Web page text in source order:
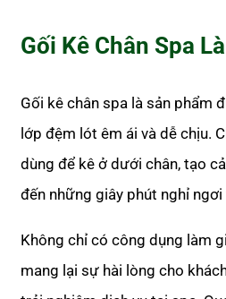
Gối Kê Chân Spa
Gối kê chân spa là sản phẩm
lớp đệm lót êm ái và dễ chịu.
dùng để kê ở dưới chân, tạo
đến những giây phút nghỉ ngơi
Không chỉ có công dụng làm
mang lại sự hài lòng cho